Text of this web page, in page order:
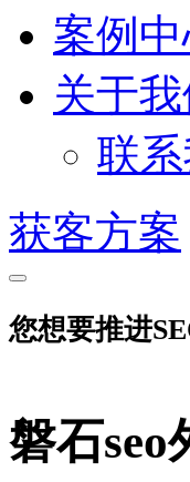
案例
关于我
联
获客方案
您想要推进
磐石seo